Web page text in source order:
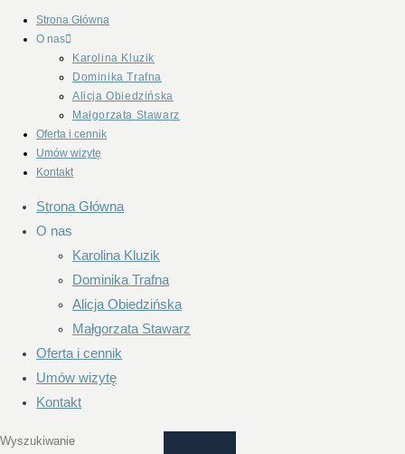
Strona Główna
O nas
Karolina Kluzik
Dominika Trafna
Alicja Obiedzińska
Małgorzata Stawarz​
Oferta i cennik
Umów wizytę
Kontakt
Strona Główna
O nas
Karolina Kluzik
Dominika Trafna
Alicja Obiedzińska
Małgorzata Stawarz​
Oferta i cennik
Umów wizytę
Kontakt